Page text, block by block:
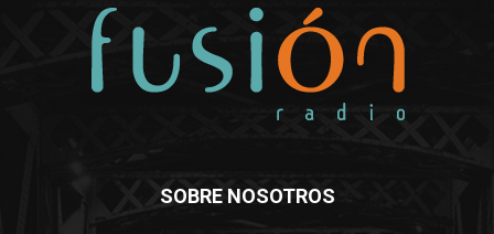
SOBRE NOSOTROS